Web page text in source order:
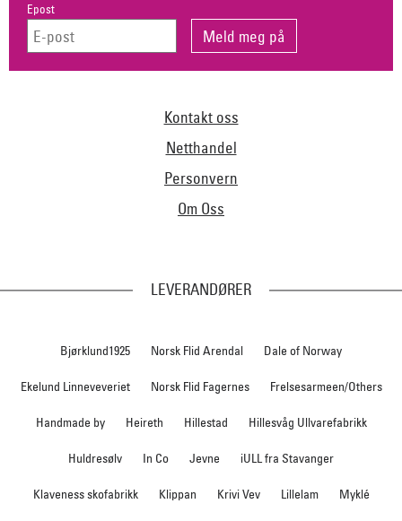
Epost
Kontakt oss
Netthandel
Personvern
Om Oss
LEVERANDØRER
Bjørklund1925 Norsk Flid Arendal Dale of Norway
Ekelund Linneveveriet Norsk Flid Fagernes Frelsesarmeen/Others
Handmade by Heireth Hillestad Hillesvåg Ullvarefabrikk
Huldresølv In Co Jevne iULL fra Stavanger
Klaveness skofabrikk Klippan Krivi Vev Lillelam Myklé